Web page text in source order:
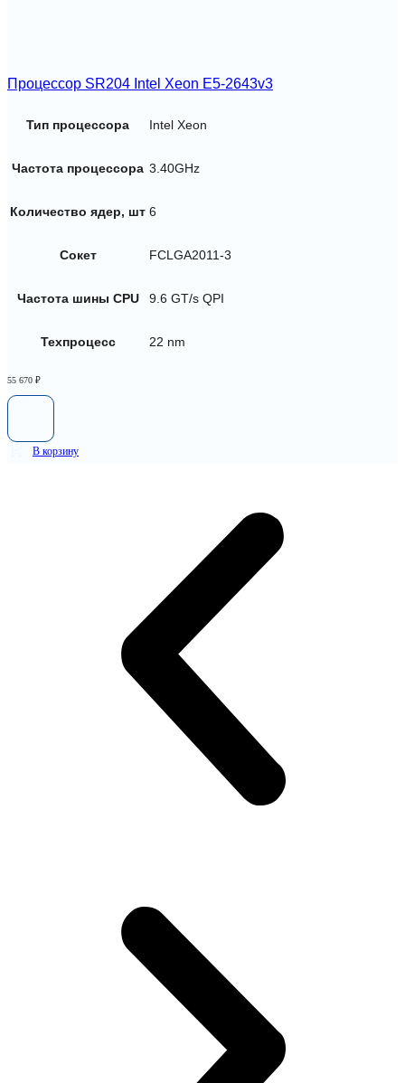
Процессор SR204 Intel Xeon E5-2643v3
Тип процессора Intel Xeon
Частота процессора 3.40GHz
Количество ядер, шт 6
Сокет FCLGA2011-3
Частота шины CPU 9.6 GT/s QPI
Техпроцесс 22 nm
55 670 ₽
В корзину